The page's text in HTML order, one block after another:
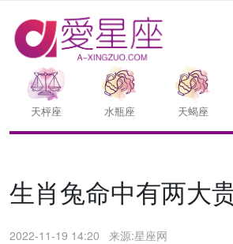
天枰座 水瓶座 天蝎座
生肖兔命中有两大
2022-11-19 14:20 来源:星座网